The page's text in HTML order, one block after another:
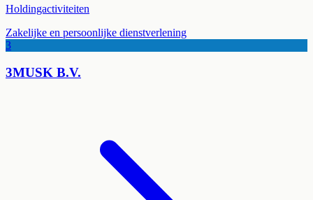
Holdingactiviteiten
Zakelijke en persoonlijke dienstverlening
3
3MUSK B.V.